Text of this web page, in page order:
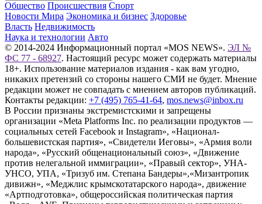
Общество Происшествия Спорт
Новости Мира Экономика и бизнес Здоровье
Власть Недвижимость
Наука и технологии Авто
© 2014-2024 Информационный портал «MOS NEWS». ЭЛ №
ФС 77 - 68927. Настоящий ресурс может содержать материалы
18+. Использование материалов издания - как вам угодно,
никаких претензий со стороны нашего СМИ не будет. Мнение
редакции может не совпадать с мнением авторов публикаций.
Контакты редакции: +7 (495) 765-41-64, mos.news@inbox.ru
В России признаны экстремистскими и запрещены
организации «Meta Platforms Inc. по реализации продуктов —
социальных сетей Facebook и Instagram», «Национал-
большевистская партия», «Свидетели Иеговы», «Армия воли
народа», «Русский общенациональный союз», «Движение
против нелегальной иммиграции», «Правый сектор», УНА-
УНСО, УПА, «Тризуб им. Степана Бандеры»,«Мизантропик
дивижн», «Меджлис крымскотатарского народа», движение
«Артподготовка», общероссийская политическая партия